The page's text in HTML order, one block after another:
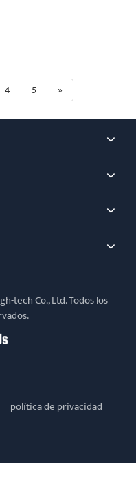
4 5 »
tech Co., Ltd. Todos los
política de privacidad